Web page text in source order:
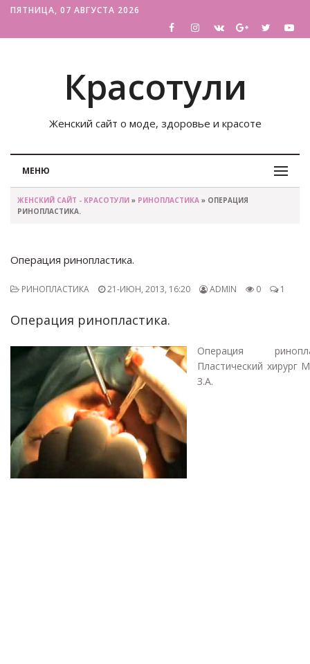
ПЯТНИЦА, 07 АВГУСТА 2026
Красотули
Женский сайт о моде, здоровье и красоте
МЕНЮ
ЖЕНСКИЙ САЙТ - КРАСОТУЛИ » РИНОПЛАСТИКА » ОПЕРАЦИЯ
РИНОПЛАСТИКА.
Операция ринопластика.
РИНОПЛАСТИКА 21-ИЮН, 2013, 16:20 ADMIN 0 1
Операция ринопластика.
Операция
Пластический хирург
З.А.